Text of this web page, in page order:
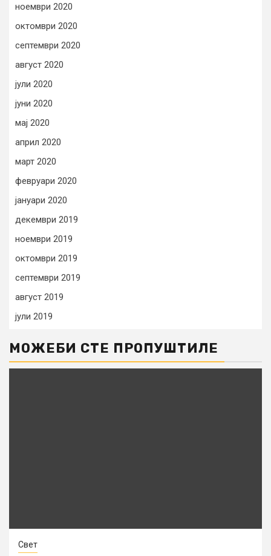
ноември 2020
октомври 2020
септември 2020
август 2020
јули 2020
јуни 2020
мај 2020
април 2020
март 2020
февруари 2020
јануари 2020
декември 2019
ноември 2019
октомври 2019
септември 2019
август 2019
јули 2019
МОЖЕБИ СТЕ ПРОПУШТИЛЕ
Свет